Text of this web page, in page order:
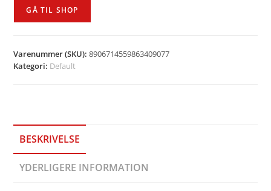
GÅ TIL SHOP
Varenummer (SKU):8906714559863409077
Kategori: Default
BESKRIVELSE
YDERLIGERE INFORMATION